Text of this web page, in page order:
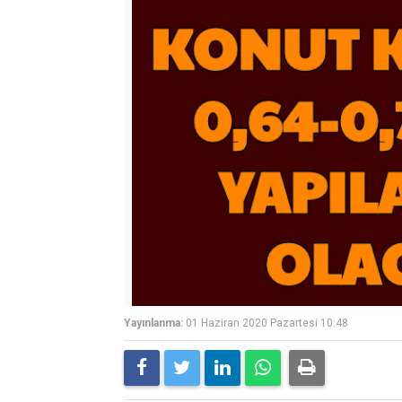
Yayınlanma: 01 Haziran 2020 Pazartesi 10:48